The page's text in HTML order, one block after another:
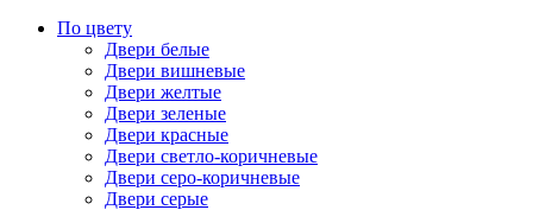
По цвету
Двери белые
Двери вишневые
Двери желтые
Двери зеленые
Двери красные
Двери светло-коричневые
Двери серо-коричневые
Двери серые